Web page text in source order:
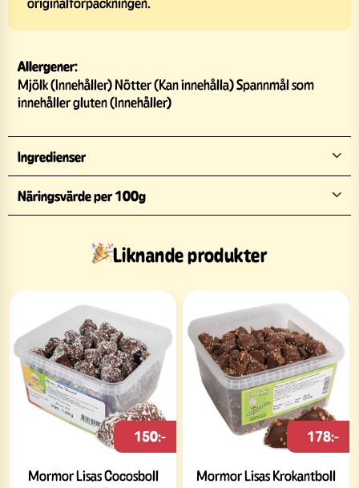
Allergener:
Mjölk (Innehåller) Nötter (Kan innehålla) Spannmål som
innehåller gluten (Innehåller)
Ingredienser
Näringsvärde per 100g
Liknande produkter
Mormor Lisas Cocosboll
150:-
Mormor Lisas Krokantboll
178:-